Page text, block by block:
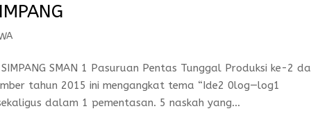
SIMPANG SMAN 1 Pasuruan Pentas Tunggal Produksi ke-2
tahun 2015 ini mengangkat tema “Ide2 0log—log1
dalam 1 pementasan. 5 naskah yang...